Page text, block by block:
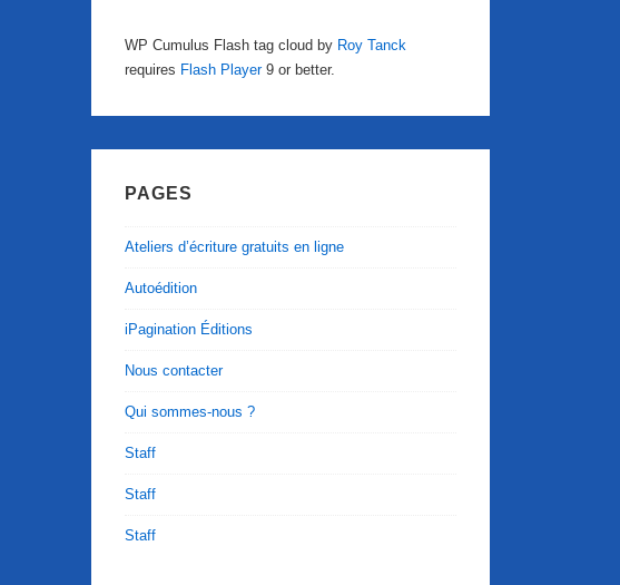
WP Cumulus Flash tag cloud by Roy Tanck
requires Flash Player9 or better.
PAGES
Ateliers d’écriture gratuits en ligne
Autoédition
iPagination Éditions
Nous contacter
Qui sommes-nous ?
Staff
Staff
Staff